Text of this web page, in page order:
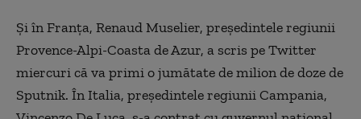
Și în Franța, Renaud Muselier, președintele regiunii
Provence-Alpi-Coasta de Azur, a scris pe Twitter
miercuri că va primi o jumătate de milion de doze de
Sputnik. În Italia, președintele regiunii Campania,